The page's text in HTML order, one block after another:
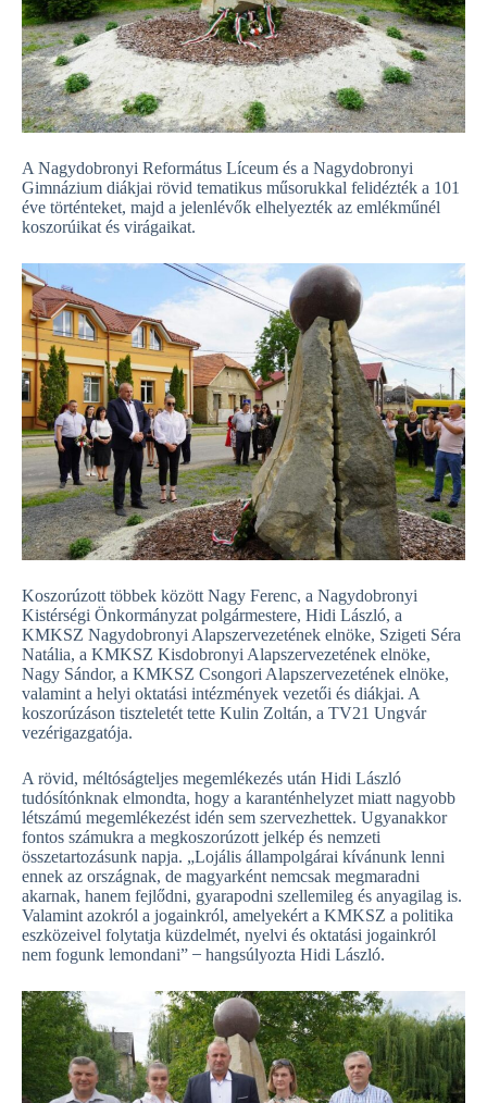
A Nagydobronyi Református Líceum és a Nagydobronyi
Gimnázium diákjai rövid tematikus műsorukkal felidézték a 101
éve történteket, majd a jelenlévők elhelyezték az emlékműnél
koszorúikat és virágaikat.
Koszorúzott többek között Nagy Ferenc, a Nagydobronyi
Kistérségi Önkormányzat polgármestere, Hidi László, a
KMKSZ Nagydobronyi Alapszervezetének elnöke, Szigeti Séra
Natália, a KMKSZ Kisdobronyi Alapszervezetének elnöke,
Nagy Sándor, a KMKSZ Csongori Alapszervezetének elnöke,
valamint a helyi oktatási intézmények vezetői és diákjai. A
koszorúzáson tiszteletét tette Kulin Zoltán, a TV21 Ungvár
vezérigazgatója.
A rövid, méltóságteljes megemlékezés után Hidi László
tudósítónknak elmondta, hogy a karanténhelyzet miatt nagyobb
létszámú megemlékezést idén sem szervezhettek. Ugyanakkor
fontos számukra a megkoszorúzott jelkép és nemzeti
összetartozásunk napja. „Lojális állampolgárai kívánunk lenni
ennek az országnak, de magyarként nemcsak megmaradni
akarnak, hanem fejlődni, gyarapodni szellemileg és anyagilag is.
Valamint azokról a jogainkról, amelyekért a KMKSZ a politika
eszközeivel folytatja küzdelmét, nyelvi és oktatási jogainkról
nem fogunk lemondani” ̶ hangsúlyozta Hidi László.